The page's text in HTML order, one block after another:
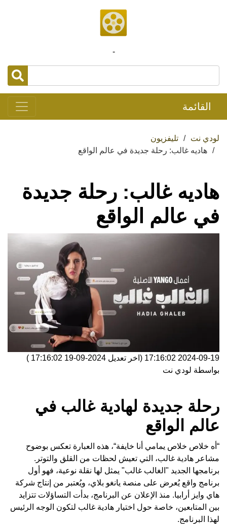
-
القائمة
لودي نت
تليفزيون
هاديه غالب: رحلة جديدة في عالم الواقع
هاديه غالب: رحلة جديدة
في عالم الواقع
2024-09-19 17:16:02 (اخر تعديل 2024-09-19 17:16:02
)
بواسطة لودي نت
رحلة جديدة لهادية غالب في
عالم الواقع
“أه خلاص خلاص يمامي أنا خايفة“، هذه العبارة تعكس بوضوح
مشاعر هادية غالب، التي تعيش لحظات من القلق والتوتر.
برنامجها الجديد "الغالب غالب" يمثل لها نقلة نوعية، فهو أول
برنامج واقع يُعرض على منصة يانغو بلاي، ويُعتبر من إنتاج شركة
هاي وايز أرابيا. منذ الإعلان عن البرنامج، بدأت التساؤلات تتزايد
بين المتابعين، خاصة حول اختيار هادية غالب لتكون الوجه الرئيس
لهذا البرنامج.